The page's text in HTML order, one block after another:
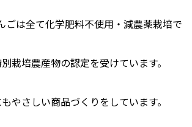
ごは全て化学肥料不使用・減農薬栽培で
栽培農産物の認定を受けています。
やさしい商品づくりをしています。